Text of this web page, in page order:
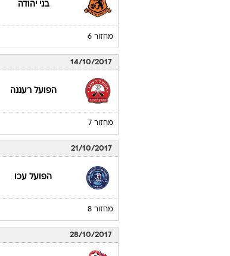
בני יהודה
מחזור 6
14/10/2017
הפועל רעננה
מחזור 7
21/10/2017
הפועל עכו
מחזור 8
28/10/2017